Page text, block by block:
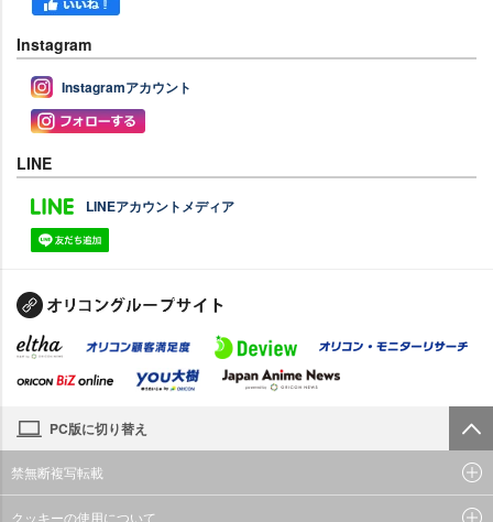
Instagram
Instagramアカウント
LINE
LINEアカウントメディア
PC版に切り替え
禁無断複写転載
クッキーの使用について